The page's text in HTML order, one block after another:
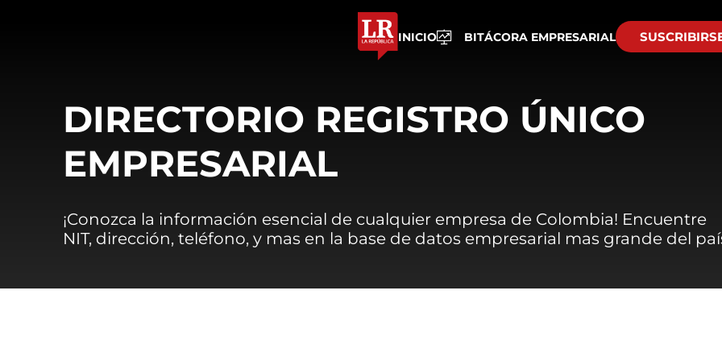
INICIO BITÁCORA EMPRESARIAL
DIRECTORIO REGISTRO ÚNICO
EMPRESARIAL
¡Conozca la información esencial de cualquier empresa de Colombia! Encuentre
NIT, dirección, teléfono, y mas en la base de datos empresarial mas grande del